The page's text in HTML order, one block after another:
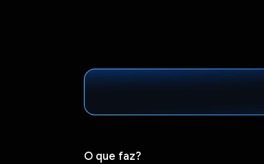
O que faz?